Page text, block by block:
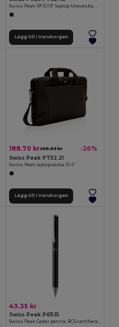
Lägg till i Varukorgen
188.70 kr255.53 kr -26%
Swiss Peak P732.21
Swiss Peak laptopväska 15.4”
Lägg till i Varukorgen
43.35 kr
Swiss Peak P611.15